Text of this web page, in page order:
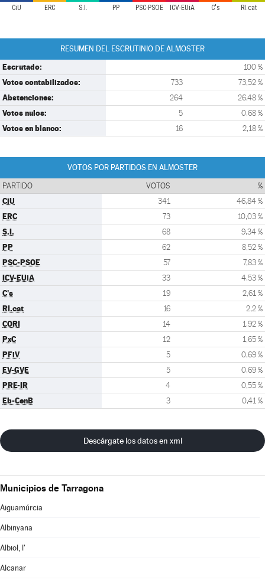
CiU ERC S.I. PP PSC-PSOE ICV-EUiA C's RI.cat
RESUMEN DEL ESCRUTINIO DE ALMOSTER
Escrutado: 100 %
Votos contabilizados: 733 73,52 %
Abstenciones: 264 26,48 %
Votos nulos: 5 0,68 %
Votos en blanco: 16 2,18 %
VOTOS POR PARTIDOS EN ALMOSTER
PARTIDO VOTOS %
CiU 341 46,84 %
ERC 73 10,03 %
S.I. 68 9,34 %
PP 62 8,52 %
PSC-PSOE 57 7,83 %
ICV-EUiA 33 4,53 %
C's 19 2,61 %
RI.cat 16 2,2 %
CORI 14 1,92 %
PxC 12 1,65 %
PFiV 5 0,69 %
EV-GVE 5 0,69 %
PRE-IR 4 0,55 %
Eb-CenB 3 0,41 %
Descárgate los datos en xml
Municipios de Tarragona
Aiguamúrcia
Albinyana
Albiol, l'
Alcanar